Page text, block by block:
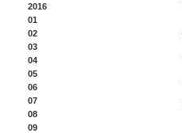
2016
01
02
03
04
05
06
07
08
09